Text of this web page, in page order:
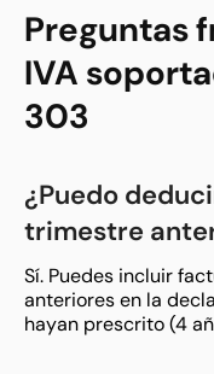
Preguntas
IVA
303
¿Puedo
trimestre
Sí. Puedes incluir
anteriores en la
hayan prescrito (4